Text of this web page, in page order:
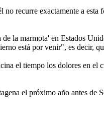
recurre exactamente a
la marmota' en Estados
está por venir", es decir,
el tiempo los dolores en el
el próximo año antes